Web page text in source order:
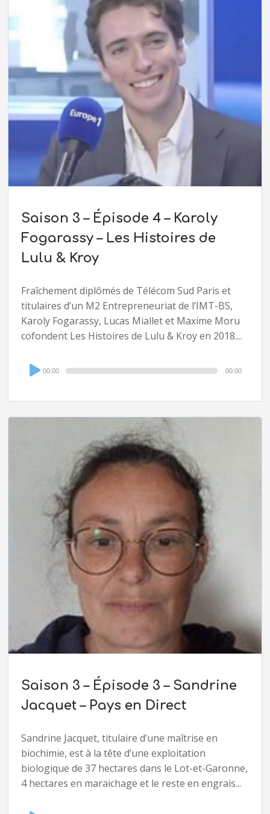
Saison 3 – Épisode 4 – Karoly
Fogarassy – Les Histoires de
Lulu & Kroy
Fraîchement diplômés de Télécom Sud Paris et
titulaires d’un M2 Entrepreneuriat de l’IMT-BS,
Karoly Fogarassy, Lucas Miallet et Maxime Moru
cofondent Les Histoires de Lulu & Kroy en 2018....
Audio
Player
00:00 00:00
Saison 3 – Épisode 3 – Sandrine
Jacquet – Pays en Direct
Sandrine Jacquet, titulaire d’une maîtrise en
biochimie, est à la tête d’une exploitation
biologique de 37 hectares dans le Lot-et-Garonne,
4 hectares en maraichage et le reste en engrais...